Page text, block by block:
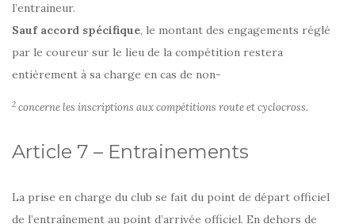
l’entraineur.
Sauf accord spécifique, le montant des engagements réglé
par le coureur sur le lieu de la compétition restera
entièrement à sa charge en cas de non-
2 concerne les inscriptions aux compétitions route et cyclocross.
Article 7 – Entrainements
La prise en charge du club se fait du point de départ officiel
de l’entraînement au point d’arrivée officiel. En dehors de